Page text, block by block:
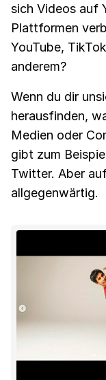
sich Videos auf
Plattformen
YouTube,
anderem?
Wenn du dir
herausfinden,
Medien oder
gibt zum
Twitter. Aber
allgegenwärtig.